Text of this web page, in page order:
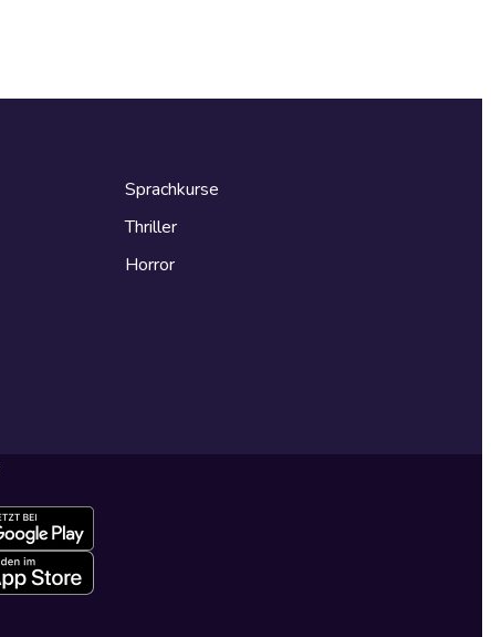
Sprachkurse
Thriller
Horror